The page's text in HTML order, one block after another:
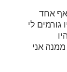
אף אחד
גורמים לי
אני